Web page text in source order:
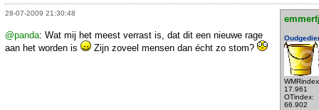
28-07-2009 21:30:48
17.961
OTindex:
66.902
@panda: Wat mij het meest verrast is, dat dit een nieuwe rage
aan het worden is
Zijn zoveel mensen dan écht zo stom?